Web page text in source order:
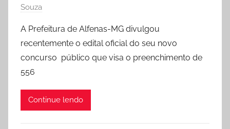
Souza
A Prefeitura de Alfenas-MG divulgou
recentemente o edital oficial do seu novo
concurso público que visa o preenchimento de
556
Continue lendo